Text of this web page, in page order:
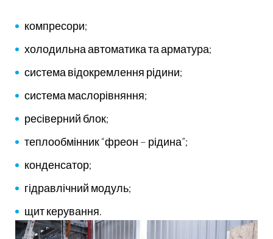
компресори;
холодильна автоматика та арматура;
система відокремлення рідини;
система маслорівняння;
ресіверний блок;
теплообмінник “фреон – рідина”;
конденсатор;
гідравлічний модуль;
щит керування.